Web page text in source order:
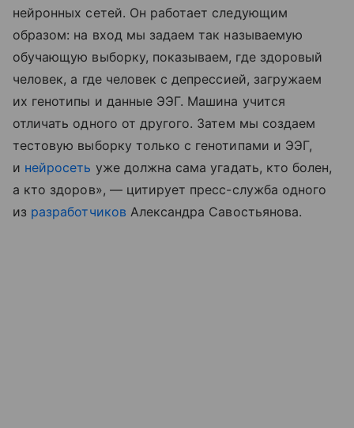
нейронных сетей. Он работает следующим
образом: на вход мы задаем так называемую
обучающую выборку, показываем, где здоровый
человек, а где человек с депрессией, загружаем
их генотипы и данные ЭЭГ. Машина учится
отличать одного от другого. Затем мы создаем
тестовую выборку только с генотипами и ЭЭГ,
и нейросеть уже должна сама угадать, кто болен,
а кто здоров», — цитирует пресс-служба одного
из разработчиков Александра Савостьянова.